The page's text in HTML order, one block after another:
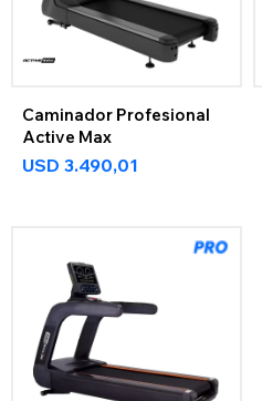
Caminador Profesional
Active Max
USD 3.490,01